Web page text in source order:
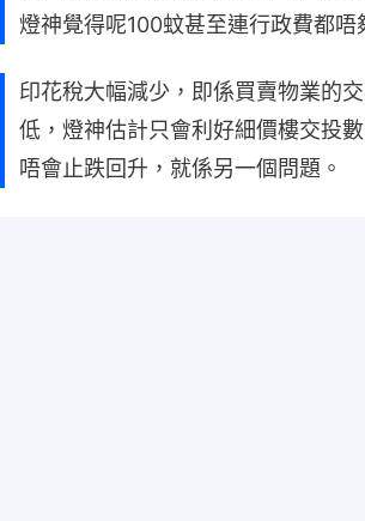
燈神覺得呢100蚊甚至連行政費都唔
印花稅大幅減少，即係買賣物業的
低，燈神估計只會利好細價樓交投
唔會止跌回升，就係另一個問題。